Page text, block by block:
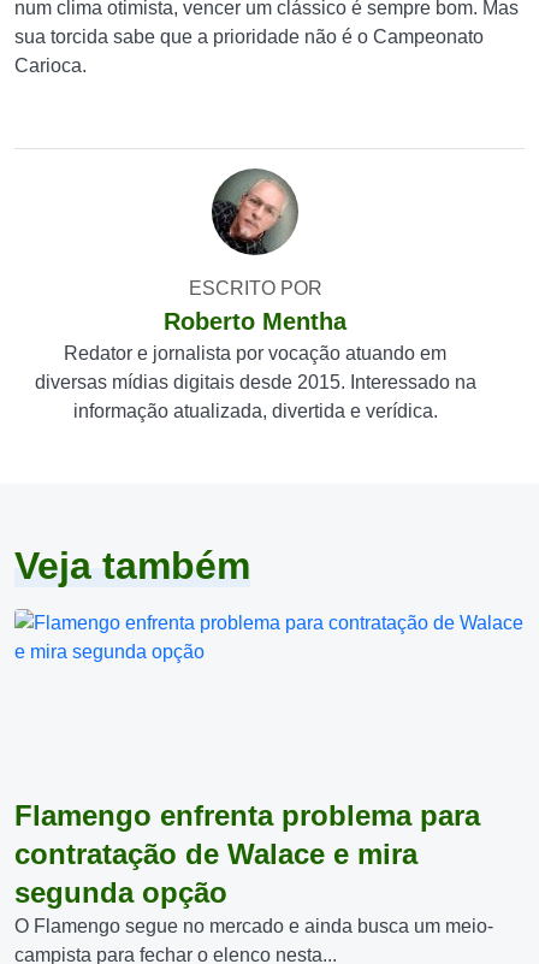
num clima otimista, vencer um clássico é sempre bom. Mas
sua torcida sabe que a prioridade não é o Campeonato
Carioca.
ESCRITO POR
Roberto Mentha
Redator e jornalista por vocação atuando em
diversas mídias digitais desde 2015. Interessado na
informação atualizada, divertida e verídica.
Veja também
Flamengo enfrenta problema para
contratação de Walace e mira
segunda opção
O Flamengo segue no mercado e ainda busca um meio-
campista para fechar o elenco nesta...